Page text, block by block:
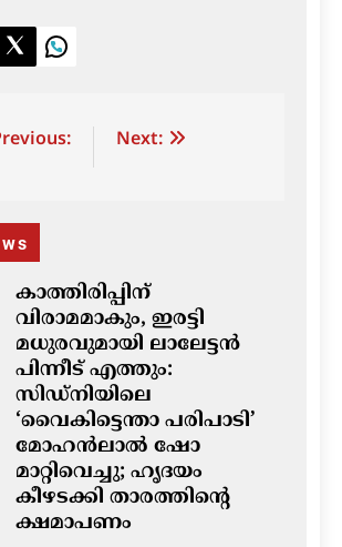
TwitterLinkedIn
Next:
കാത്തിരിപ്പിന്
വിരാമമാകും, ഇരട്ടി
മധുരവുമായി ലാലേട്ടൻ
പിന്നീട് എത്തും:
സിഡ്നിയിലെ
‘വൈകിട്ടെന്താ പരിപാടി’
മോഹൻലാൽ ഷോ
മാറ്റിവെച്ചു; ഹൃദയം
കീഴടക്കി താരത്തിന്റെ
ക്ഷമാപണം